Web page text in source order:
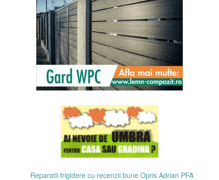
Reparatii frigidere cu recenzii bune Opris Adrian PFA